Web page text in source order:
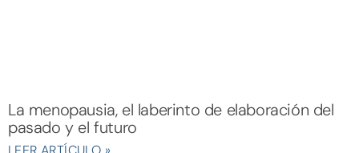
La menopausia, el laberinto de elaboración del
pasado y el futuro